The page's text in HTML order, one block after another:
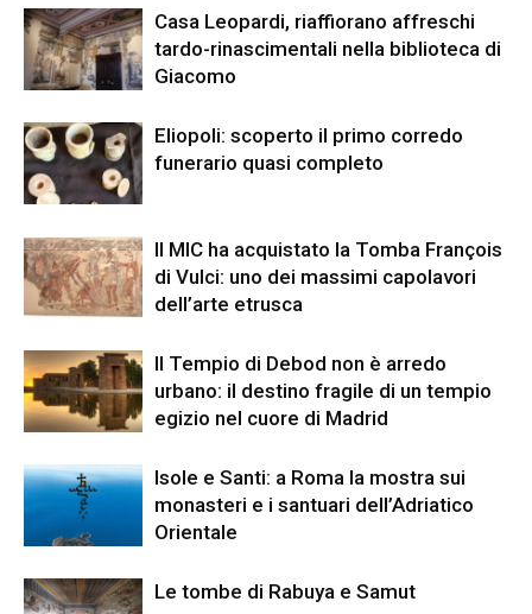
Casa Leopardi, riaffiorano affreschi
tardo-rinascimentali nella biblioteca di
Giacomo
Eliopoli: scoperto il primo corredo
funerario quasi completo
Il MIC ha acquistato la Tomba François
di Vulci: uno dei massimi capolavori
dell’arte etrusca
Il Tempio di Debod non è arredo
urbano: il destino fragile di un tempio
egizio nel cuore di Madrid
Isole e Santi: a Roma la mostra sui
monasteri e i santuari dell’Adriatico
Orientale
Le tombe di Rabuya e Samut